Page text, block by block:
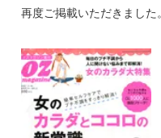
再度ご掲載いただきました。